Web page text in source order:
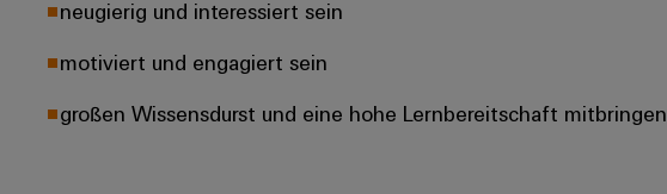
neugierig und interessiert sein
motiviert und engagiert sein
großen Wissensdurst und eine hohe Lernbereitschaft mitbringen